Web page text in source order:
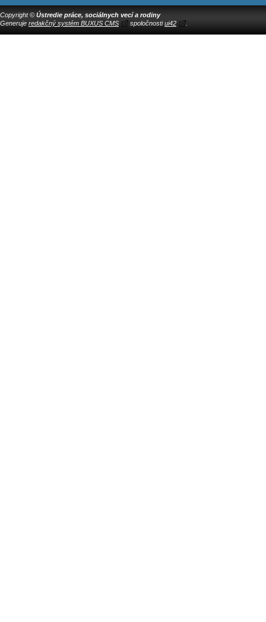
Copyright © Ústredie práce, sociálnych vecí a rodiny
Generuje redakčný systém BUXUS CMS spoločnostiui42